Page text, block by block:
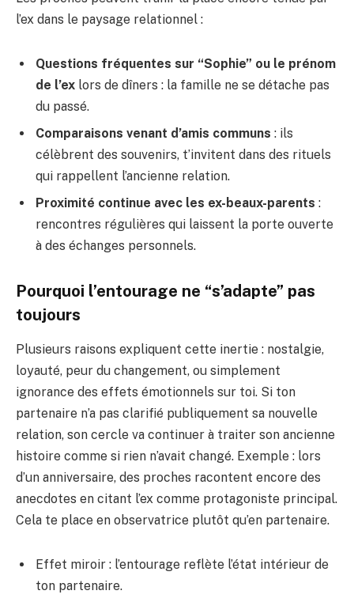
l’ex dans le paysage relationnel :
Questions fréquentes sur “Sophie” ou le prénom
de l’ex lors de dîners : la famille ne se détache pas
du passé.
Comparaisons venant d’amis communs : ils
célèbrent des souvenirs, t’invitent dans des rituels
qui rappellent l’ancienne relation.
Proximité continue avec les ex-beaux-parents :
rencontres régulières qui laissent la porte ouverte
à des échanges personnels.
Pourquoi l’entourage ne “s’adapte” pas
toujours
Plusieurs raisons expliquent cette inertie : nostalgie,
loyauté, peur du changement, ou simplement
ignorance des effets émotionnels sur toi. Si ton
partenaire n’a pas clarifié publiquement sa nouvelle
relation, son cercle va continuer à traiter son ancienne
histoire comme si rien n’avait changé. Exemple : lors
d’un anniversaire, des proches racontent encore des
anecdotes en citant l’ex comme protagoniste principal.
Cela te place en observatrice plutôt qu’en partenaire.
Effet miroir : l’entourage reflète l’état intérieur de
ton partenaire.